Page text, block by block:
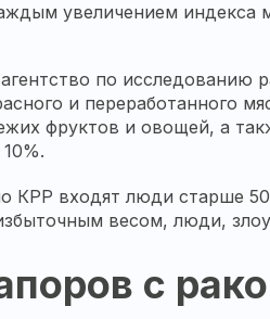
увеличением индекса
по исследованию
и переработанного
фруктов и овощей, а
КРР входят люди старше
весом, люди,
с